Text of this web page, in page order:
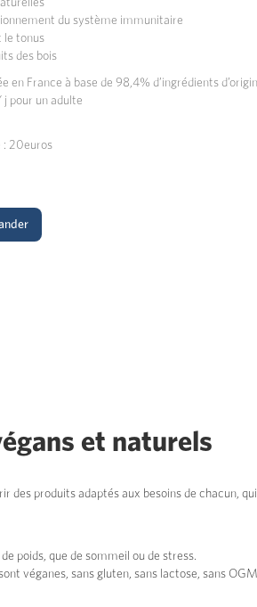
du système immunitaire
le tonus
des bois
en France à base de 98,4% d’ingrédients
j pour un adulte
: 20euros
et naturels
des produits adaptés aux besoins de chacun,
poids, que de sommeil ou de stress.
véganes, sans gluten, sans lactose, sans